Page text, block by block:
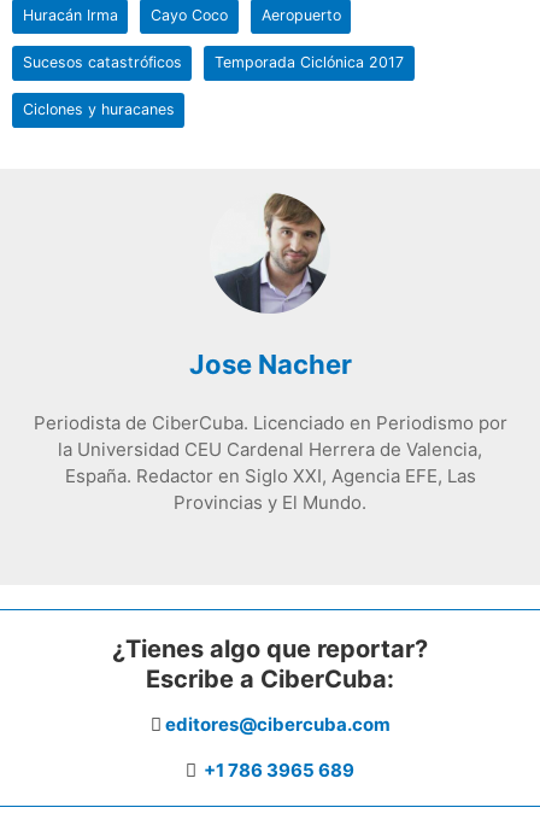
Huracán Irma Cayo Coco Aeropuerto
Sucesos catastróficos Temporada Ciclónica 2017
Ciclones y huracanes
Jose Nacher
Periodista de CiberCuba. Licenciado en Periodismo por
la Universidad CEU Cardenal Herrera de Valencia,
España. Redactor en Siglo XXI, Agencia EFE, Las
Provincias y El Mundo.
¿Tienes algo que reportar?
Escribe a CiberCuba:
editores@cibercuba.com
+1 786 3965 689